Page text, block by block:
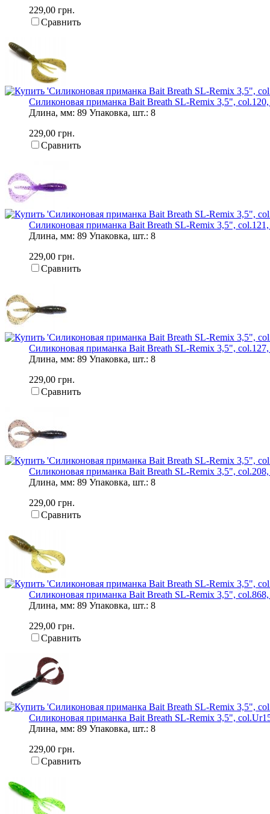
229,00 грн.
Сравнить
Силиконовая приманка Bait Breath SL-Remix 3,5",
Длина, мм: 89 Упаковка, шт.: 8
229,00 грн.
Сравнить
Силиконовая приманка Bait Breath SL-Remix 3,5",
Длина, мм: 89 Упаковка, шт.: 8
229,00 грн.
Сравнить
Силиконовая приманка Bait Breath SL-Remix 3,5",
Длина, мм: 89 Упаковка, шт.: 8
229,00 грн.
Сравнить
Силиконовая приманка Bait Breath SL-Remix 3,5",
Длина, мм: 89 Упаковка, шт.: 8
229,00 грн.
Сравнить
Силиконовая приманка Bait Breath SL-Remix 3,5",
Длина, мм: 89 Упаковка, шт.: 8
229,00 грн.
Сравнить
Силиконовая приманка Bait Breath SL-Remix 3,5",
Длина, мм: 89 Упаковка, шт.: 8
229,00 грн.
Сравнить